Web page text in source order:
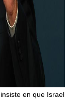
en que Israel